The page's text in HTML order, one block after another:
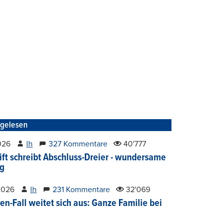
lh 327 Kommentare 40'777
schreibt Abschluss-Dreier - wundersame
lh 231 Kommentare 32'069
Fall weitet sich aus: Ganze Familie bei